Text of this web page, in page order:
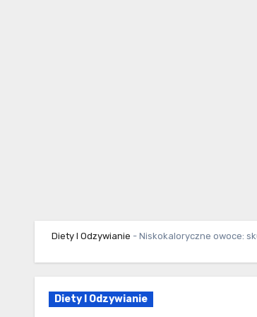
Diety I Odzywianie - Niskokaloryczne owoce:
Diety I Odzywianie